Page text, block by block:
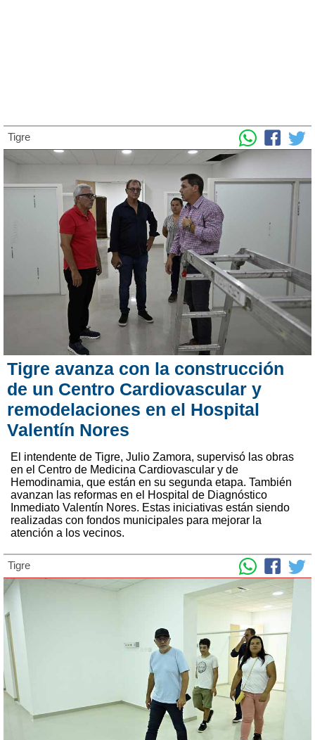
Tigre
Tigre avanza con la construcción
de un Centro Cardiovascular y
remodelaciones en el Hospital
Valentín Nores
El intendente de Tigre, Julio Zamora, supervisó las obras
en el Centro de Medicina Cardiovascular y de
Hemodinamia, que están en su segunda etapa. También
avanzan las reformas en el Hospital de Diagnóstico
Inmediato Valentín Nores. Estas iniciativas están siendo
realizadas con fondos municipales para mejorar la
atención a los vecinos.
Tigre